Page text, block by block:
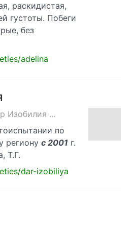
раскидистая,
густоты. Побеги
без
adelina
Изобилия ...
по
региону с 2001 г.
Т.Г.
dar-izobiliya